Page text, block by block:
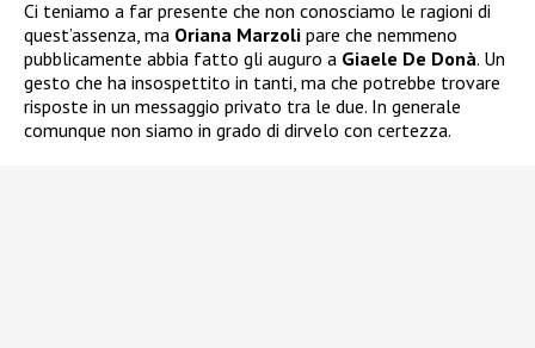
Ci teniamo a far presente che non conosciamo le ragioni di
quest’assenza, ma Oriana Marzoli pare che nemmeno
pubblicamente abbia fatto gli auguro a Giaele De Donà. Un
gesto che ha insospettito in tanti, ma che potrebbe trovare
risposte in un messaggio privato tra le due. In generale
comunque non siamo in grado di dirvelo con certezza.